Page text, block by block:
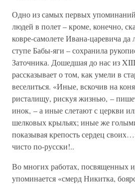
Одно из самых первых
людей в полет – кроме, конечно,
ковре-самолете Ивана-царевича да
ступе Бабы-яги – сохранила
Заточника. Дошедшая до нас из
рассказывает о том, как умели в
веселиться. «Иные, вскочив на
ристалищу, рискуя жизнью, –
инок, – а иные слетают с церкви
шелковых крыльях; иные же
показывая крепость сердец
чисто по-русски!..
Во многих работах, посвященных
упоминается «смерд Никитка,